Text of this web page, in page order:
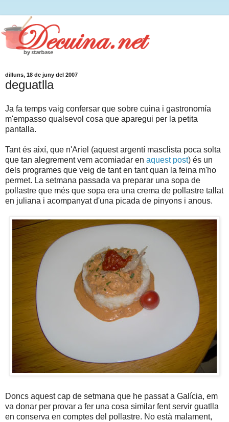
dilluns, 18 de juny del 2007
deguatlla
Ja fa temps vaig confersar que sobre cuina i gastronomía
m'empasso qualsevol cosa que aparegui per la petita
pantalla.
Tant és així, que n'Ariel (aquest argentí masclista poca solta
que tan alegrement vem acomiadar en aquest post) és un
dels programes que veig de tant en tant quan la feina m'ho
permet. La setmana passada va preparar una sopa de
pollastre que més que sopa era una crema de pollastre tallat
en juliana i acompanyat d'una picada de pinyons i anous.
Doncs aquest cap de setmana que he passat a Galícia, em
va donar per provar a fer una cosa similar fent servir guatlla
en conserva en comptes del pollastre. No està malament,